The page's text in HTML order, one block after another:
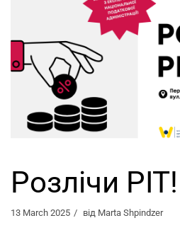
Розлічи PIT!
13 March 2025 від Marta Shpindzer